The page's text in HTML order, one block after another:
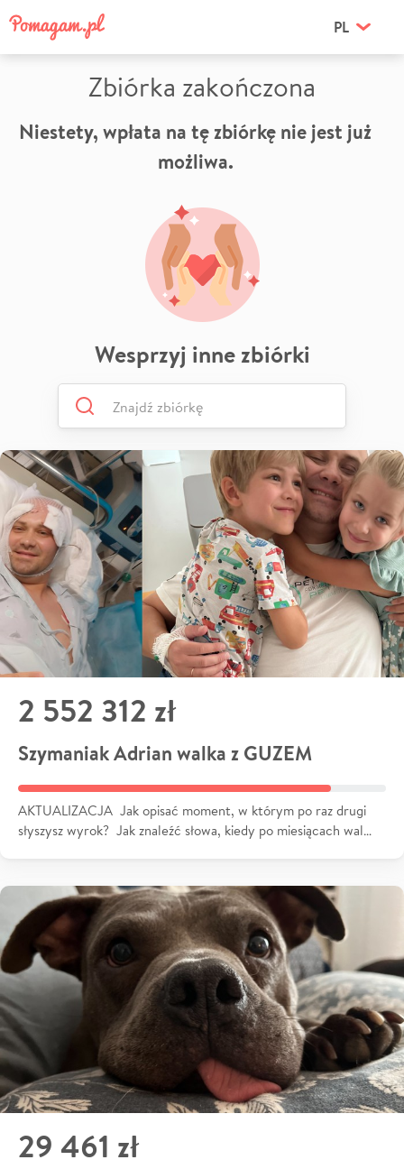
PL
Zbiórka zakończona
Niestety, wpłata na tę zbiórkę nie jest już
możliwa.
Wesprzyj inne zbiórki
2 552 312 zł
Szymaniak Adrian walka z GUZEM
AKTUALIZACJA Jak opisać moment, w którym po raz drugi
słyszysz wyrok? Jak znaleźć słowa, kiedy po miesiącach wal…
29 461 zł